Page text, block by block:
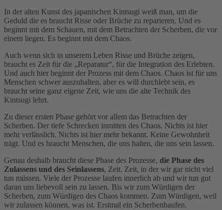
In der alten Kunst des japanischen Kintsugi weiß man, um die
Geduld die es braucht Risse oder Brüche zu reparieren. Und es
beginnt mit dem Schauen, mit dem Betrachten der Scherben, die vor
einem liegen. Es beginnt mit dem Chaos.
Auch wenn sich in unserem Leben Risse und Brüche zeigen,
braucht es Zeit für die „Reparatur“, für die Integration des Erlebten.
Und auch hier beginnt der Prozess mit dem Chaos. Chaos ist für uns
Menschen schwer auszuhalten, aber es will durchlebt sein, es
braucht seine ganz eigene Zeit, wie uns die alte Technik des
Kintsugi lehrt.
Zu dieser ersten Phase gehört vor allem das Betrachten der
Scherben. Der tiefe Schrecken inmitten des Chaos. Nichts ist hier
mehr verlässlich. Nichts ist hier mehr bekannt. Keine Gewohnheit
trägt. Und es braucht Menschen, die uns halten, die uns sein lassen.
Genau deshalb braucht diese Phase des Prozesse, die Phase des
Zulassens und des Seinlassens, Zeit. Zeit, in der wir gar nicht viel
tun müssen. Viele der Prozesse laufen innerlich ab und wir tun gut
daran uns liebevoll sein zu lassen. Bis wir zum Würdigen der
Scherben, zum Würdigen des Chaos kommen. Zum Würdigen, weil
wir zulassen können, was ist. Erstmal ein Scherbenhaufen.